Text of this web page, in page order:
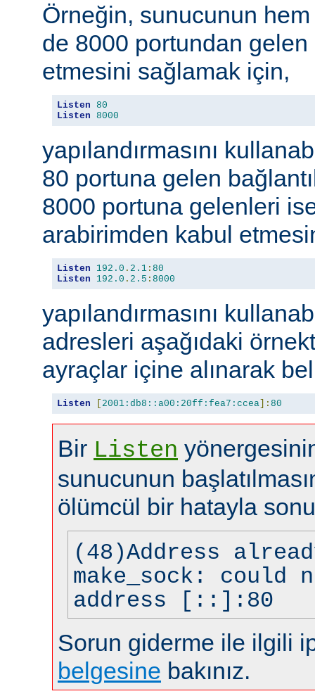
Örneğin, sunucunun
de 8000 portundan gelen
etmesini sağlamak için,
Listen 80
Listen 8000
yapılandırmasını
80 portuna gelen
8000 portuna gelenleri
arabirimden kabul
Listen 192.0 . 2.1 : 80
Listen
192.0 . 2.5 : 8000
yapılandırmasını
adresleri aşağıdaki
ayraçlar içine alınarak
Listen [ 2001:db8::a00:20ff:fea7:ccea]: 80
Bir Listen
sunucunun
ölümcül bir hatayla
(48)Address
make_sock: could
address [::]:80
Sorun giderme ile ilgili
belgesine bakınız.